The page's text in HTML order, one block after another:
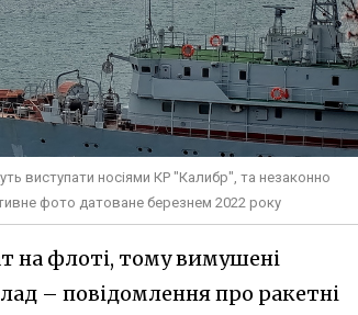
виступати носіями КР "Калибр", та незаконно
фото датоване березнем 2022 року
на флоті, тому вимушені
– повідомлення про ракетні